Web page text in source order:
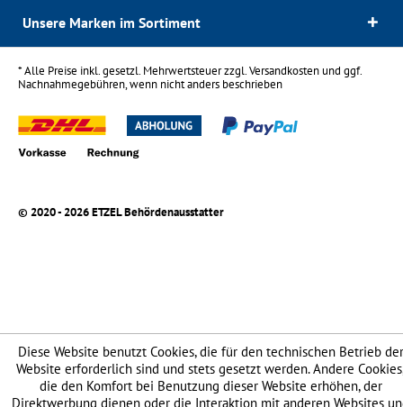
Unsere Marken im Sortiment
* Alle Preise inkl. gesetzl. Mehrwertsteuer zzgl.Versandkostenund ggf.
Nachnahmegebühren, wenn nicht anders beschrieben
© 2020 - 2026 ETZEL Behördenausstatter
Diese Website benutzt Cookies, die für den technischen Betrieb der
Website erforderlich sind und stets gesetzt werden. Andere
die den Komfort bei Benutzung dieser Website erhöhen, der
Direktwerbung dienen oder die Interaktion mit anderen Websites